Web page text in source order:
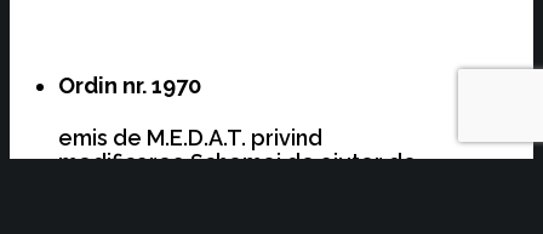
Ordin nr. 1970
emis de M.E.D.A.T. privind
modificarea Schemei de ajutor de